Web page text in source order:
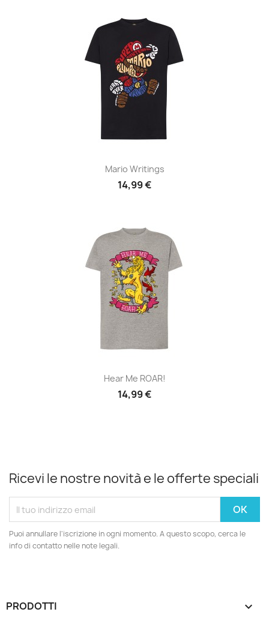
Mario Writings
14,99 €
Hear Me ROAR!
14,99 €
Ricevi le nostre novità e le offerte speciali
Puoi annullare l'iscrizione in ogni momento. A questo scopo, cerca le
info di contatto nelle note legali.
PRODOTTI 